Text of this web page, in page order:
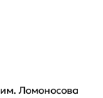
Ломоносова